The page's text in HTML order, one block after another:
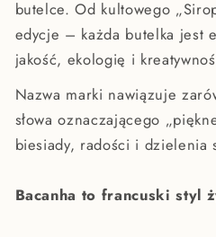
butelce. Od kultowego
edycje – każda butelka jest
jakość, ekologię i
Nazwa marki nawiązuje
słowa oznaczającego
biesiady, radości i dzielenia
Bacanha to francuski styl